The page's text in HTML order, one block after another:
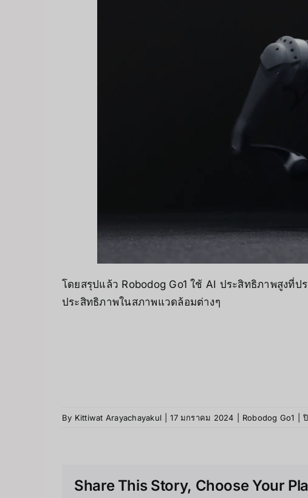
โดยสรุปแล้ว Robodog Go1 ใช้ AI ประสิทธิภาพสูงที่
ประสิทธิภาพในสภาพแวดล้อมต่างๆ
By Kittiwat Arayachayakul 17 มกราคม 2024 Robodog Go1
Share This Story, Choose Your